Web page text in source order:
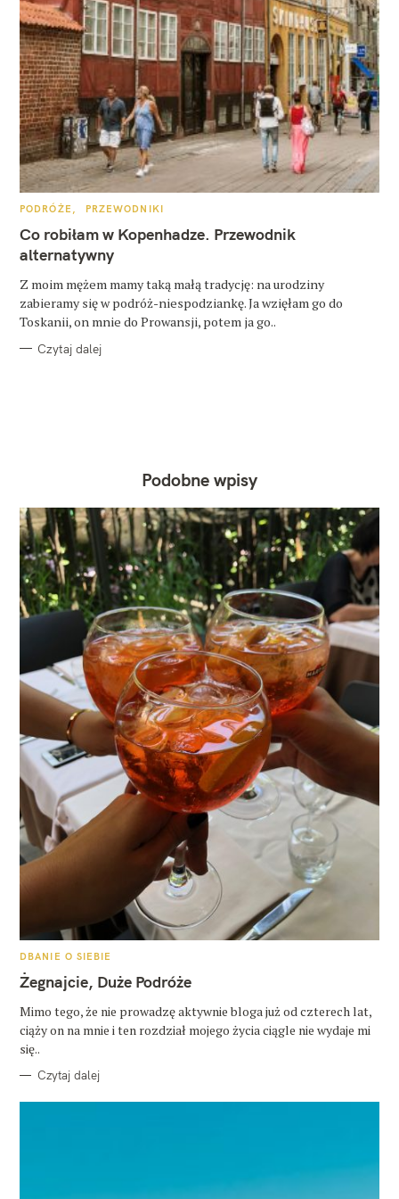
K
T
E
G
O
I
PODRÓŻE PRZEWODNIKI
Co robiłam w Kopenhadze. Przewodnik
alternatywny
Z moim mężem mamy taką małą tradycję: na urodziny
zabieramy się w podróż-niespodziankę. Ja wzięłam go do
Toskanii, on mnie do Prowansji, potem ja go..
Czytaj dalej
Podobne wpisy
K
T
E
O
R
I
DBANIE O SIEBIE
Żegnajcie, Duże Podróże
Mimo tego, że nie prowadzę aktywnie bloga już od czterech lat,
ciąży on na mnie i ten rozdział mojego życia ciągle nie wydaje mi
się..
Czytaj dalej